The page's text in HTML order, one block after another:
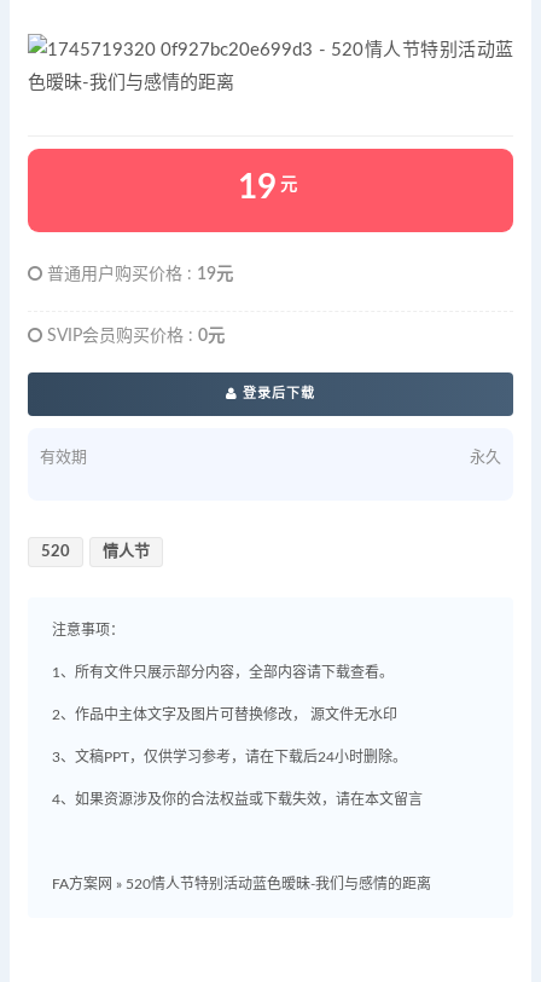
19 元
普通用户购买价格 : 19元
SVIP会员购买价格 : 0元
登录后下载
有效期 永久
520 情人节
注意事项：
1、所有文件只展示部分内容，全部内容请下载查看。
2、作品中主体文字及图片可替换修改， 源文件无水印
3、文稿PPT，仅供学习参考，请在下载后24小时删除。
4、如果资源涉及你的合法权益或下载失效，请在本文留言
FA方案网 » 520情人节特别活动蓝色暧昧-我们与感情的距离